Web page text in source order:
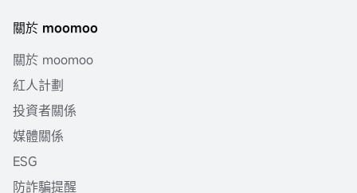
關於 moomoo
關於 moomoo
紅人計劃
投資者關係
媒體關係
ESG
防詐騙提醒